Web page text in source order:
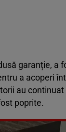
garanție, a
a acoperi
au
poprite.